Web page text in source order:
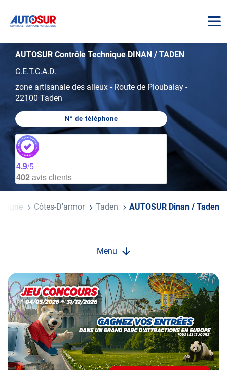
AUTOSUR Contrôle Technique DINAN / TADEN
C.E.T.C.A.D.
zone artisanale des alleux - Route de Ploubalay -
22100 Taden
N° de téléphone
AFFICHER
DINAN
/
4.9/5
402 avis clients
Côtes-D'armor Taden AUTOSUR Dinan / Taden
Menu
Opération
spéciale
Mai
-
Décembre
2026
Locations